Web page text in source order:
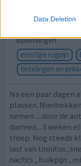
Data Deletion
Effectiviteit
Bijwerkingen
ernstige rugpijn
tintelingen en
Na een paar dagen
plassen.
nemen ....door de
darmen....3 weken
troep. Nog steeds
last van tinnitus,
nachts , buikpijn ,